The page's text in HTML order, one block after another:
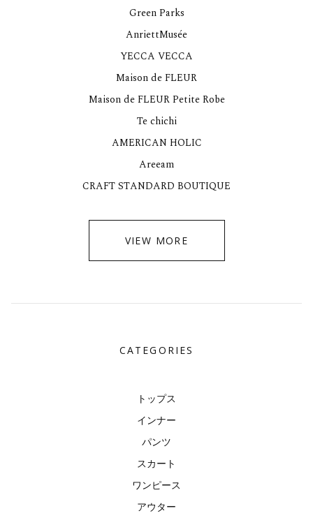
Green Parks
AnriettMusée
YECCA VECCA
Maison de FLEUR
Maison de FLEUR Petite Robe
Te chichi
AMERICAN HOLIC
Areeam
CRAFT STANDARD BOUTIQUE
VIEW MORE
CATEGORIES
トップス
インナー
パンツ
スカート
ワンピース
アウター